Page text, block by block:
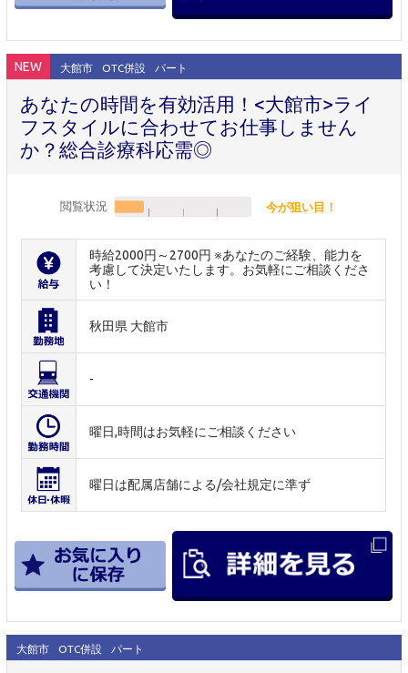
NEW 大館市 OTC併設 パート
あなたの時間を有効活用！<大館市>ライ
フスタイルに合わせてお仕事しません
か？総合診療科応需◎
閲覧状況 今が狙い目！
時給2000円～2700円 ※あなたのご経験、能力を
考慮して決定いたします。お気軽にご相談くださ
い！
秋田県 大館市
-
曜日,時間はお気軽にご相談ください
曜日は配属店舗による/会社規定に準ず
大館市 OTC併設 パート